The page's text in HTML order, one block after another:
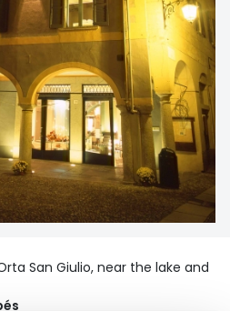
San Giulio, near the lake and